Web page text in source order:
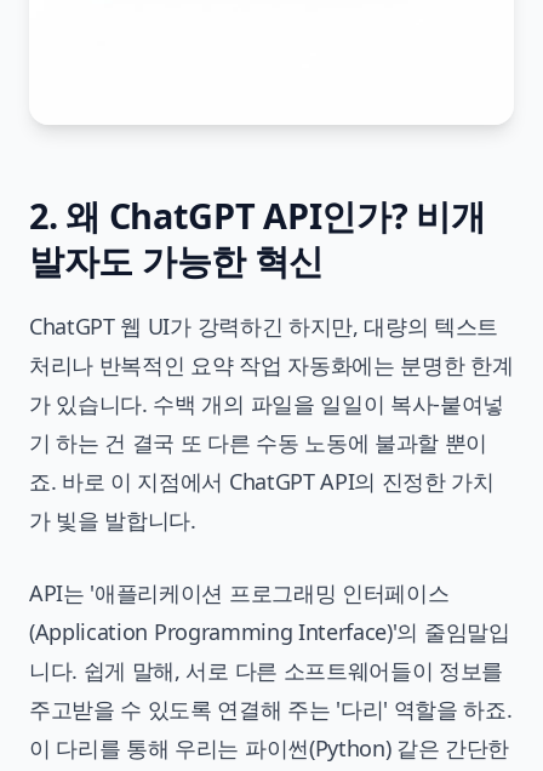
2. 왜 ChatGPT API인가? 비개
발자도 가능한 혁신
ChatGPT 웹 UI가 강력하긴 하지만, 대량의 텍스트
처리나 반복적인 요약 작업 자동화에는 분명한 한계
가 있습니다. 수백 개의 파일을 일일이 복사-붙여넣
기 하는 건 결국 또 다른 수동 노동에 불과할 뿐이
죠. 바로 이 지점에서 ChatGPT API의 진정한 가치
가 빛을 발합니다.
API는 '애플리케이션 프로그래밍 인터페이스
(Application Programming Interface)'의 줄임말입
니다. 쉽게 말해, 서로 다른 소프트웨어들이 정보를
주고받을 수 있도록 연결해 주는 '다리' 역할을 하죠.
이 다리를 통해 우리는 파이썬(Python) 같은 간단한